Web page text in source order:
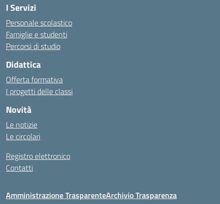
I Servizi
Personale scolastico
Famiglie e studenti
Percorsi di studio
Didattica
Offerta formativa
I progetti delle classi
Novità
Le notizie
Le circolari
Registro elettronico
Contatti
Amministrazione TrasparenteArchivio Trasparenza